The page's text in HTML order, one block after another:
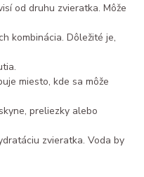
od druhu zvieratka. Môže
kombinácia. Dôležité je,
miesto, kde sa môže
preliezky alebo
zvieratka. Voda by